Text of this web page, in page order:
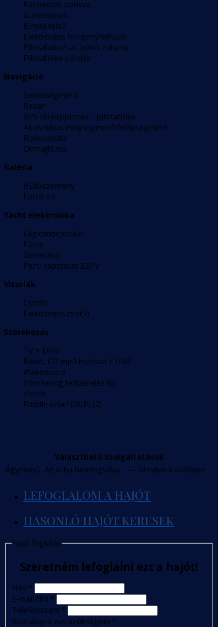
Kabinvédő ponyva
Gumicsónak
Bimini felső
Elektromos horgonyfelhúzó
Pilótafülke/tat, külső zuhany
Pilótafülke párnák
Navigáció
Sebességmérő
Radar
GPS térképplotter - pilótafülke
Akusztikus mélységmérő/Mélységmérő
Robotpilóta
Orrhajtómű
Galéria
Hűtőszekrény
Forró víz
Yacht elektronika
Légkondicionáló
Fűtés
Generátor
Parti kapcsolat 220 V
Vitorlák
Csörlő
Elektromos csörlő
Szórakozás
TV + DVD
Rádió, CD mp3 lejátszó + USB
Wakeboard
Snorkeling felszerelés (6)
Vízisík
Paddle szörf (SUP) (2)
Választható Szolgáltatások
Ágynemű Az árba belefoglalva --- Minden kikötőben
LEFOGLALOM A HAJÓT
HASONLÓ HAJÓT KERESEK
Hajó foglalás
Szeretném lefoglalni ezt a hajót!
Név *
E-mail cím *
Telefonszám *
Kapitányra van szükségem *